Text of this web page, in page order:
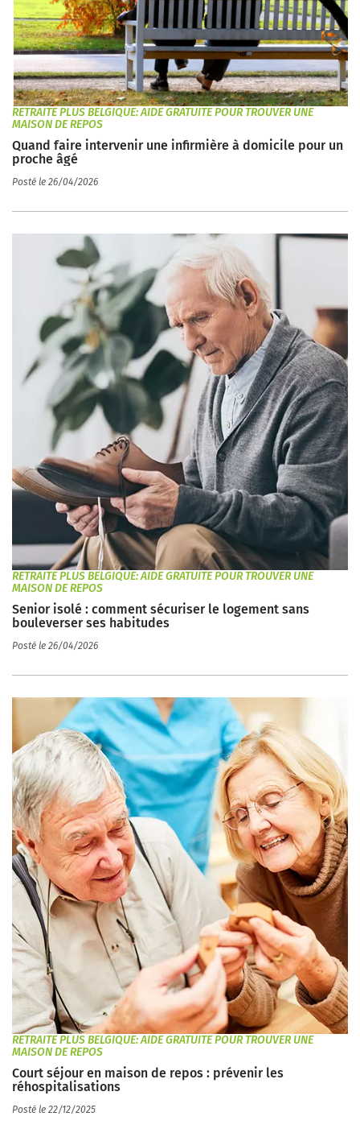
RETRAITE PLUS BELGIQUE: AIDE GRATUITE POUR TROUVER UNE
MAISON DE REPOS
Quand faire intervenir une infirmière à domicile pour un
proche âgé
Posté le 26/04/2026
RETRAITE PLUS BELGIQUE: AIDE GRATUITE POUR TROUVER UNE
MAISON DE REPOS
Senior isolé : comment sécuriser le logement sans
bouleverser ses habitudes
Posté le 26/04/2026
RETRAITE PLUS BELGIQUE: AIDE GRATUITE POUR TROUVER UNE
MAISON DE REPOS
Court séjour en maison de repos : prévenir les
réhospitalisations
Posté le 22/12/2025